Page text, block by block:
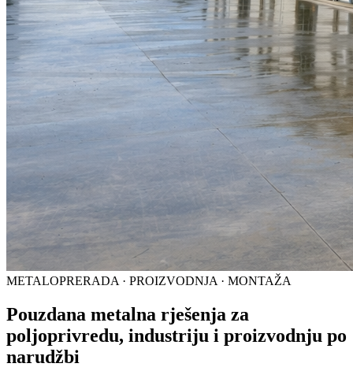
METALOPRERADA · PROIZVODNJA · MONTAŽA
Pouzdana metalna rješenja za
poljoprivredu, industriju i proizvodnju po
narudžbi